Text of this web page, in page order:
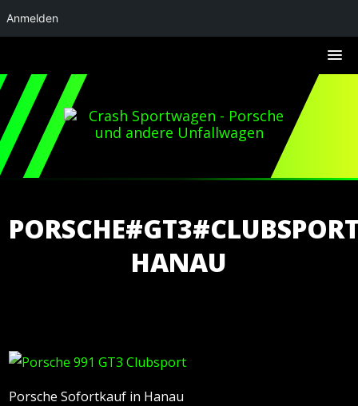
HANAU
Porsche Sofortkauf in Hanau
Anmelden